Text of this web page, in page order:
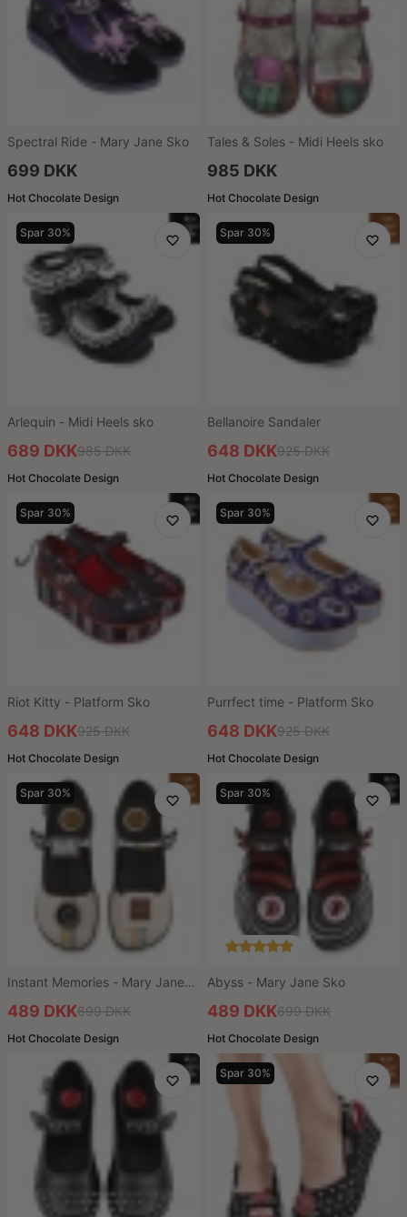
Spectral Ride - Mary Jane Sko
699 DKK
Hot Chocolate Design
Tales & Soles - Midi Heels sko
985 DKK
Hot Chocolate Design
Spar 30%
Arlequin - Midi Heels sko
689 DKK985 DKK
Hot Chocolate Design
Spar 30%
Bellanoire Sandaler
648 DKK925 DKK
Hot Chocolate Design
Spar 30%
Riot Kitty - Platform Sko
648 DKK925 DKK
Hot Chocolate Design
Spar 30%
Purrfect time - Platform Sko
648 DKK925 DKK
Hot Chocolate Design
Spar 30%
Instant Memories - Mary Jane
489 DKK699 DKK
Hot Chocolate Design
Spar 30%
Abyss - Mary Jane Sko
489 DKK699 DKK
Hot Chocolate Design
Spar 30%